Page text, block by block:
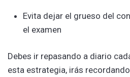
Evita dejar el grueso del
el examen
Debes ir repasando a diario
esta estrategia, irás